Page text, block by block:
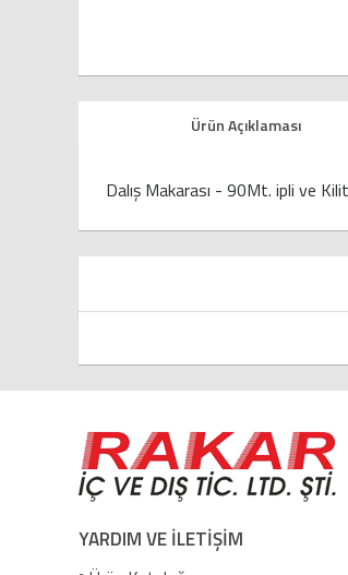
Ürün Açıklaması
Dalış Makarası - 90Mt. ipli ve
YARDIM VE İLETİŞİM